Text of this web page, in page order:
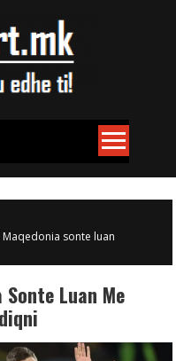
Maqedonia sonte luan
Sonte Luan Me